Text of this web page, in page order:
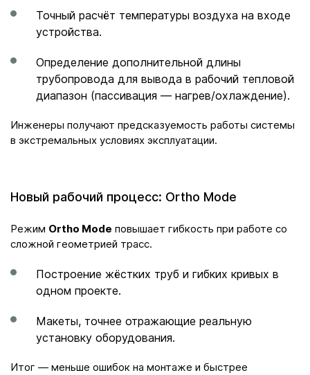
Точный расчёт температуры воздуха на входе
устройства.
Определение дополнительной длины
трубопровода для вывода в рабочий тепловой
диапазон (пассивация — нагрев/охлаждение).
Инженеры получают предсказуемость работы системы
в экстремальных условиях эксплуатации.
Новый рабочий процесс: Ortho Mode
Режим Ortho Mode повышает гибкость при работе со
сложной геометрией трасс.
Построение жёстких труб и гибких кривых в
одном проекте.
Макеты, точнее отражающие реальную
установку оборудования.
Итог — меньше ошибок на монтаже и быстрее